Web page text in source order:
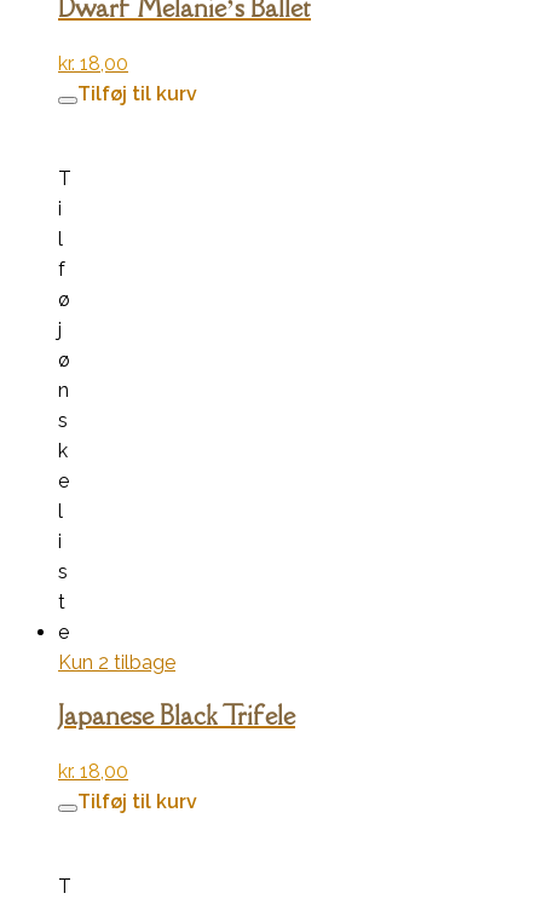
Dwarf Melanie’s Ballet
kr. 18,00
Tilføj til kurv
T
i
l
f
ø
j
ø
n
s
k
e
l
i
s
t
e
Kun 2 tilbage
Japanese Black Trifele
kr. 18,00
Tilføj til kurv
T